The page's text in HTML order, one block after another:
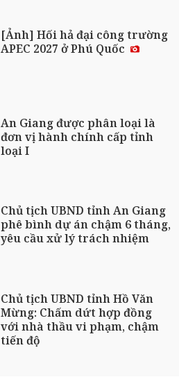
[Ảnh] Hối hả đại công trường
APEC 2027 ở Phú Quốc
An Giang được phân loại là
đơn vị hành chính cấp tỉnh
loại I
Chủ tịch UBND tỉnh An Giang
phê bình dự án chậm 6 tháng,
yêu cầu xử lý trách nhiệm
Chủ tịch UBND tỉnh Hồ Văn
Mừng: Chấm dứt hợp đồng
với nhà thầu vi phạm, chậm
tiến độ